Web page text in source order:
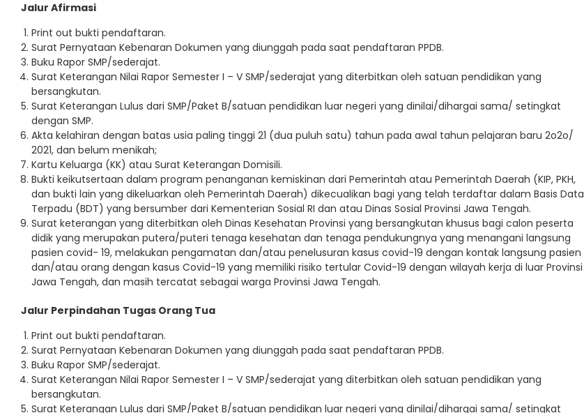
Jalur Afirmasi
Print out bukti pendaftaran.
Surat Pernyataan Kebenaran Dokumen yang diunggah pada saat pendaftaran PPDB.
Buku Rapor SMP/sederajat.
Surat Keterangan Nilai Rapor Semester I – V SMP/sederajat yang diterbitkan oleh satuan pendidikan yang
bersangkutan.
Surat Keterangan Lulus dari SMP/Paket B/satuan pendidikan luar negeri yang dinilai/dihargai sama/ setingkat
dengan SMP.
Akta kelahiran dengan batas usia paling tinggi 21 (dua puluh satu) tahun pada awal tahun pelajaran baru 2o2o/
2021, dan belum menikah;
Kartu Keluarga (KK) atau Surat Keterangan Domisili.
Bukti keikutsertaan dalam program penanganan kemiskinan dari Pemerintah atau Pemerintah Daerah (KIP, PKH,
dan bukti lain yang dikeluarkan oleh Pemerintah Daerah) dikecualikan bagi yang telah terdaftar dalam Basis Data
Terpadu (BDT) yang bersumber dari Kementerian Sosial RI dan atau Dinas Sosial Provinsi Jawa Tengah.
Surat keterangan yang diterbitkan oleh Dinas Kesehatan Provinsi yang bersangkutan khusus bagi calon peserta
didik yang merupakan putera/puteri tenaga kesehatan dan tenaga pendukungnya yang menangani langsung
pasien covid- 19, melakukan pengamatan dan/atau penelusuran kasus covid-19 dengan kontak langsung pasien
dan/atau orang dengan kasus Covid-19 yang memiliki risiko tertular Covid-19 dengan wilayah kerja di luar Provinsi
Jawa Tengah, dan masih tercatat sebagai warga Provinsi Jawa Tengah.
Jalur Perpindahan Tugas Orang Tua
Print out bukti pendaftaran.
Surat Pernyataan Kebenaran Dokumen yang diunggah pada saat pendaftaran PPDB.
Buku Rapor SMP/sederajat.
Surat Keterangan Nilai Rapor Semester I – V SMP/sederajat yang diterbitkan oleh satuan pendidikan yang
bersangkutan.
Surat Keterangan Lulus dari SMP/Paket B/satuan pendidikan luar negeri yang dinilai/dihargai sama/ setingkat